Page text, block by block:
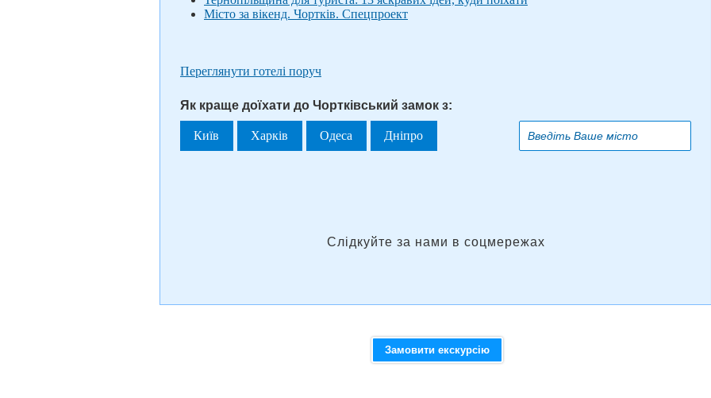
Місто за вікенд. Чортків. Спецпроект
Переглянути готелі поруч
Як краще доїхати до Чортківський замок з:
Київ Харків Одеса Дніпро
Слідкуйте за нами в соцмережах
Замовити екскурсію